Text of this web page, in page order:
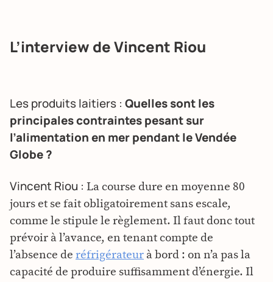
L’interview de Vincent Riou
Les produits laitiers : Quelles sont les
principales contraintes pesant sur
l’alimentation en mer pendant le Vendée
Globe ?
Vincent Riou : La course dure en moyenne 80
jours et se fait obligatoirement sans escale,
comme le stipule le règlement. Il faut donc tout
prévoir à l’avance, en tenant compte de
l’absence de réfrigérateur à bord : on n’a pas la
capacité de produire suffisamment d’énergie. Il